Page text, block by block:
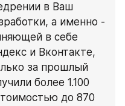
в Ваш
а именно -
в себе
и Вконтакте,
за прошлый
более 1.100
до 870